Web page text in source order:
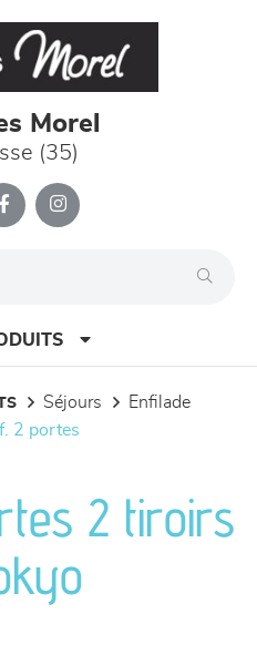
Morel
(35)
séjours
enfilade
2 portes
2 tiroirs